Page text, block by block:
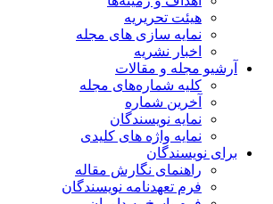
های مجله
مجله
های کلیدی
نگارش مقاله
نویسندگان